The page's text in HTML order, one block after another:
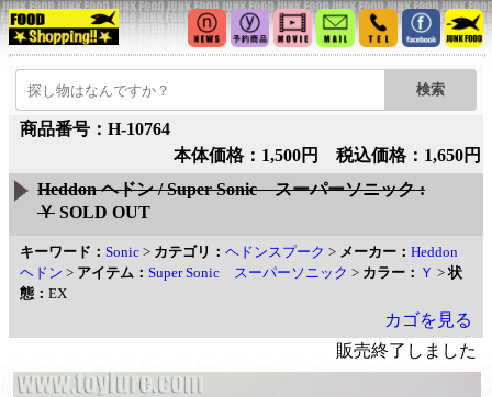
商品番号：H-10764
本体価格：1,500円 税込価格：1,650円
Heddon ヘドン / Super Sonic スーパーソニック :
Ｙ SOLD OUT
キーワード： Sonic > カテゴリ： ヘドンスプーク > メーカー： Heddon
ヘドン > アイテム： Super Sonic スーパーソニック > カラー： Ｙ >状
態： EX
カゴを見る
販売終了しました